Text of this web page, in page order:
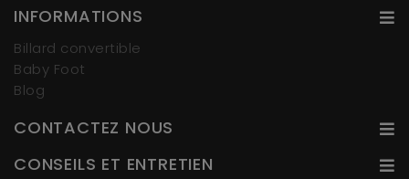
INFORMATIONS
Billard convertible
Baby Foot
Blog
CONTACTEZ NOUS
CONSEILS ET ENTRETIEN